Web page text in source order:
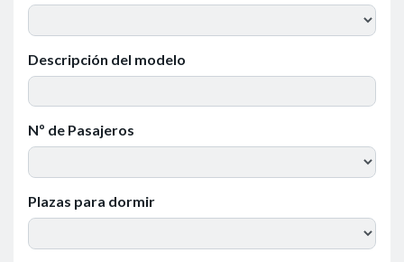
Descripción del modelo
Nº de Pasajeros
Plazas para dormir